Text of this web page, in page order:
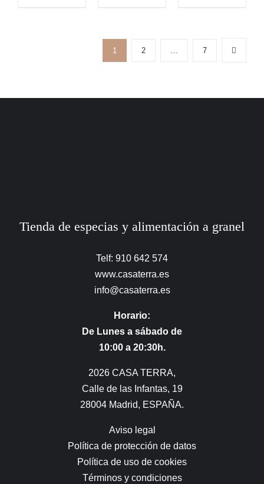
1 2 7
Tienda de especias y alimentación a granel
Telf: 910 642 574
www.casaterra.es
info@casaterra.es
Horario:
De Lunes a sábado de
10:00 a 20:30h.
2026 CASA TERRA,
Calle de las Infantas, 19
28004 Madrid, ESPAÑA.
Aviso legal
Política de protección de datos
Política de uso de cookies
Términos y condiciones